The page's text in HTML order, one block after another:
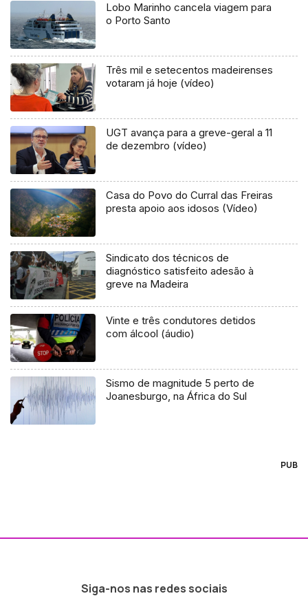
Lobo Marinho cancela viagem para
o Porto Santo
Três mil e setecentos madeirenses
votaram já hoje (vídeo)
UGT avança para a greve-geral a 11
de dezembro (vídeo)
Casa do Povo do Curral das Freiras
presta apoio aos idosos (Vídeo)
Sindicato dos técnicos de
diagnóstico satisfeito adesão à
greve na Madeira
Vinte e três condutores detidos
com álcool (áudio)
Sismo de magnitude 5 perto de
Joanesburgo, na África do Sul
PUB
Siga-nos nas redes sociais